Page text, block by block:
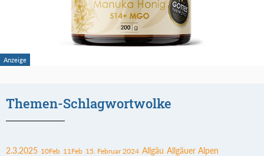
Themen-Schlagwortwolke
2.3.2025 10Feb 11Feb 15. Februar 2024 Allgäu Allgäuer Alpen